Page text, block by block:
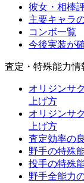
彼女・相棒
主要キャラ
コンボ一覧
今後実装が
査定・特殊能力情
オリジンサ
上げ方
オリジンサ
上げ方
査定効率の
野手の特殊
投手の特殊
野手全能力